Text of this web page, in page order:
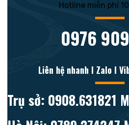
Hotline miễn phí
0976
Liên hệ nhanh l Zalo l
Trụ sở: 0908.631821